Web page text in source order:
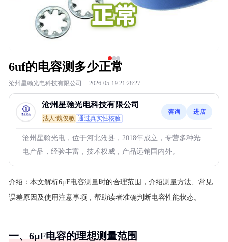
6uf的电容测多少正常
沧州星翰光电科技有限公司 · 2026-05-19 21:28:27
沧州星翰光电科技有限公司
法人:魏俊敏 通过真实性核验
咨询 进店
沧州星翰光电，位于河北沧县，2018年成立，专营多种光
电产品，经验丰富，技术权威，产品远销国内外。
介绍： 本文解析6μF电容测量时的合理范围，介绍测量方法、常见
误差原因及使用注意事项，帮助读者准确判断电容性能状态。
一、6μF电容的理想测量范围